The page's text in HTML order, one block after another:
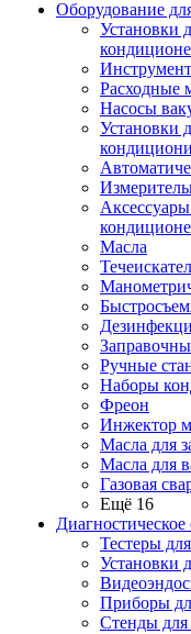
Оборудование
Установки
Расходные
Насосы
Установки
Масла
Ручные
Наборы
Фреон
Инжектор
Масла для
Масла для
Газовая
Ещё 16
Тестеры
Установки
Приборы
Стенды